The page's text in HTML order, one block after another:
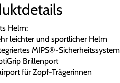
Helm:
leichter und sportlicher Helm
MIPS®-Sicherheitssystem
Brillenport
für Zopf-Trägerinnen